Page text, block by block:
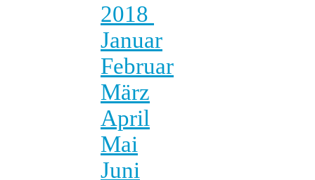
2018
Januar
Februar
März
April
Mai
Juni